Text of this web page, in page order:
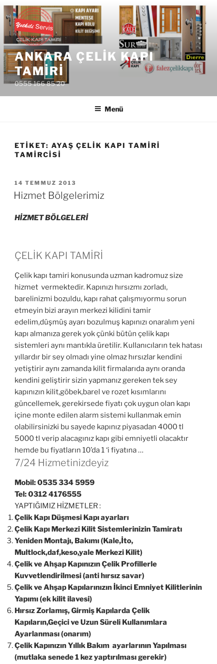
İçeriğe
geç
ANKARA ÇELIK KAPI
TAMIRI
0555 166 85 20
Menü
ETIKET: AYAŞ ÇELIK KAPI TAMIRI
TAMIRCISI
YAYIM
TARIHI
14 TEMMUZ 2013
Hizmet Bölgelerimiz
HİZMET BÖLGELERİ
ÇELİK KAPI TAMİRİ
Çelik kapı tamiri konusunda uzman kadromuz size
hizmet vermektedir. Kapınızı hırsızmı zorladı,
barelinizmi bozuldu, kapı rahat çalışmıyormu sorun
etmeyin bizi arayın merkezi kilidini tamir
edelim,düşmüş ayarı bozulmuş kapınızı onaralım yeni
kapı almanıza gerek yok çünki bütün çelik kapı
sistemleri aynı mantıkla üretilir. Kullanıcıların tek hatası
yıllardır bir sey olmadı yine olmaz hırsızlar kendini
yetiştirir aynı zamanda kilit firmalarıda aynı oranda
kendini geliştirir sizin yapmanız gereken tek sey
kapınızın kilit,göbek,barel ve rozet kısımlarını
güncellemek, gerekirsede fiyatı çok uygun olan kapı
içine monte edilen alarm sistemi kullanmak emin
olabilirsinizki bu sayede kapınız piyasadan 4000 tl
5000 tl verip alacagınız kapı gibi emniyetli olacaktır
hemde bu fiyatların 10’da 1 ‘i fiyatına …
7/24 Hizmetinizdeyiz
Mobil: 0535 334 5959
Tel: 0312 4176555
YAPTIĞIMIZ HİZMETLER :
Çelik Kapı Düşmesi Kapı ayarları
Çelik Kapı Merkezi Kilit Sistemlerinizin Tamiratı
Yeniden Montajı, Bakımı (Kale,İto,
Multlock,daf,keso,yale Merkezi Kilit)
Çelik ve Ahşap Kapınızın Çelik Profillerle
Kuvvetlendirilmesi (anti hırsız savar)
Çelik ve Ahşap Kapılarınızın İkinci Emniyet Kilitlerinin
Yapımı (ek kilit ilavesi)
Hırsız Zorlamış, Girmiş Kapılarda Çelik
Kapıların,Geçici ve Uzun Süreli Kullanımlara
Ayarlanması (onarım)
Çelik Kapınızın Yıllık Bakım ayarlarının Yapılması
(mutlaka senede 1 kez yaptırılması gerekir)